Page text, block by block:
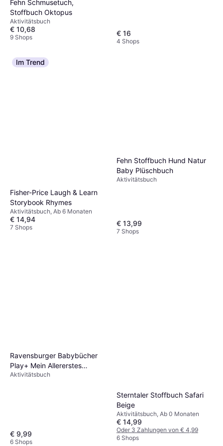
Fehn Schmusetuch,
Stoffbuch Oktopus
Aktivitätsbuch
€ 10,68
9 Shops € 16
4 Shops
Im Trend
Fisher-Price Laugh & Learn
Storybook Rhymes
Aktivitätsbuch, Ab 6 Monaten
€ 14,94
7 Shops
Fehn Stoffbuch Hund Natur
Baby Plüschbuch
Aktivitätsbuch
€ 13,99
7 Shops
Ravensburger Babybücher
Play+ Mein Allererstes
Soundbuch Tierkinder
Aktivitätsbuch
€ 9,99
6 Shops
Sterntaler Stoffbuch Safari
Beige
Aktivitätsbuch, Ab 0 Monaten
€ 14,99
Oder 3 Zahlungen von € 4,99
6 Shops